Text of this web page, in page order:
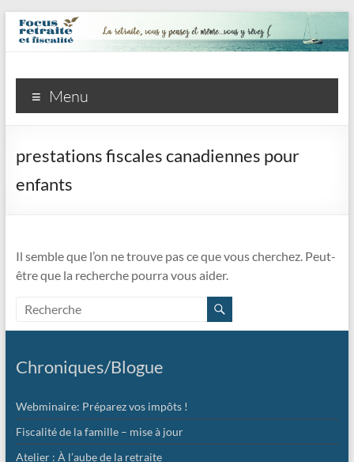
Focus
retraite
et
fiscalité
retraite,
vous
pensez
et
vous
rêvez
!
Menu
prestations fiscales canadiennes pour
enfants
Il semble que l’on ne trouve pas ce que vous cherchez. Peut-
être que la recherche pourra vous aider.
Chroniques/Blogue
Webminaire: Préparez vos impôts !
Fiscalité de la famille – mise à jour
Atelier : À l’aube de la retraite